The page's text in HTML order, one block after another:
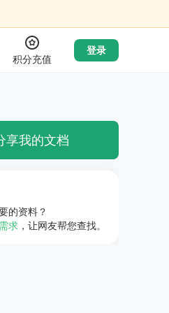
积分充值
登录
享我的文档
的资料？
求 ，让网友帮您查找。